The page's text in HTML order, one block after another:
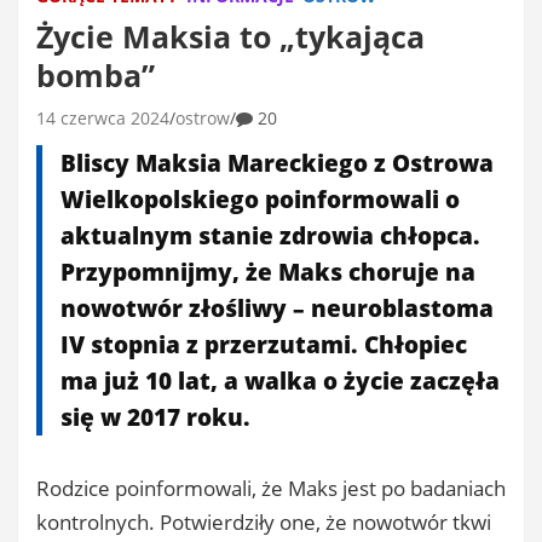
Życie Maksia to „tykająca
bomba”
14 czerwca 2024 ostrow 20
Bliscy Maksia Mareckiego z Ostrowa
Wielkopolskiego poinformowali o
aktualnym stanie zdrowia chłopca.
Przypomnijmy, że Maks choruje na
nowotwór złośliwy – neuroblastoma
IV stopnia z przerzutami. Chłopiec
ma już 10 lat, a walka o życie zaczęła
się w 2017 roku.
Rodzice poinformowali, że Maks jest po badaniach
kontrolnych. Potwierdziły one, że nowotwór tkwi